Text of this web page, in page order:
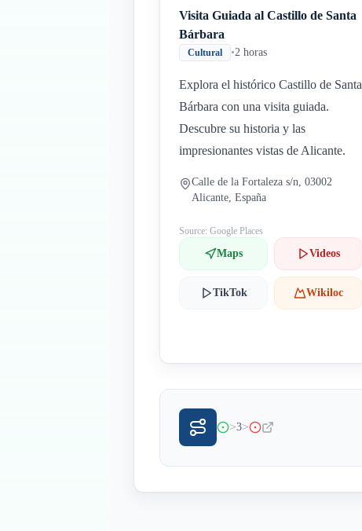
Visita Guiada al Castillo de Santa
Bárbara
Cultural •2 horas
Explora el histórico Castillo de Santa
Bárbara con una visita guiada.
Descubre su historia y las
impresionantes vistas de Alicante.
Calle de la Fortaleza s/n, 03002
Alicante, España
Source: Google Places
Maps Videos
TikTok Wikiloc
>3>